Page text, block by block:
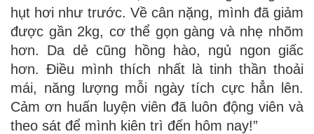
hụt hơi như trước. Về cân nặng, mình đã giảm
được gần 2kg, cơ thể gọn gàng và nhẹ nhõm
hơn. Da dẻ cũng hồng hào, ngủ ngon giấc
hơn. Điều mình thích nhất là tinh thần thoải
mái, năng lượng mỗi ngày tích cực hẳn lên.
Cảm ơn huấn luyện viên đã luôn động viên và
theo sát để mình kiên trì đến hôm nay!”